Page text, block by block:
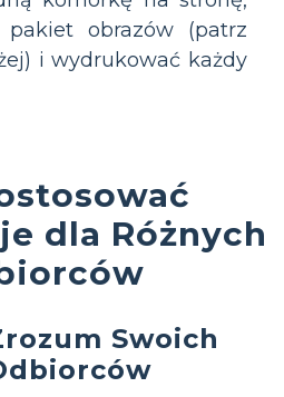
pakiet obrazów (patrz
i wydrukować każdy
dla Różnych
Swoich